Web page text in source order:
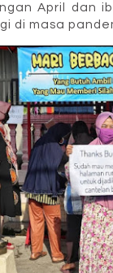
April dan
di masa